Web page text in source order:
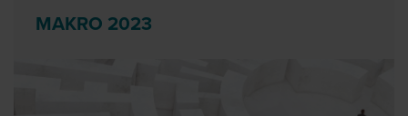
MAKRO 2023